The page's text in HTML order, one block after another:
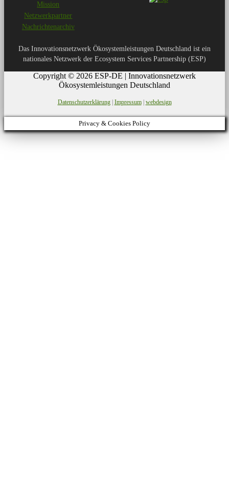
Mission
Netzwerkpartner
Nachrichtenarchiv
Das Innovationsnetzwerk Ökosystemleistungen Deutschland ist ein
nationales Netzwerk der Ecosystem Services Partnership (ESP)
Copyright © 2026 ESP-DE | Innovationsnetzwerk
Ökosystemleistungen Deutschland
Datenschutzerklärung| Impressum| webdesign
Privacy & Cookies Policy